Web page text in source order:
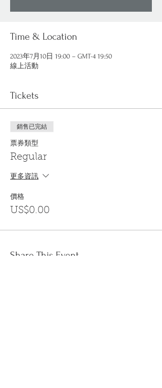
Time & Location
2023年7月10日 19:00 – GMT-4 19:50
線上活動
Tickets
銷售已完結
票券類型
Regular
更多資訊
價格
US$0.00
Share This Event